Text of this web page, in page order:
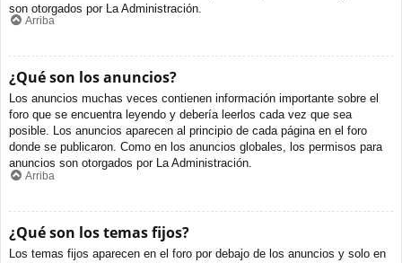
son otorgados por La Administración.
Arriba
¿Qué son los anuncios?
Los anuncios muchas veces contienen información importante sobre el
foro que se encuentra leyendo y debería leerlos cada vez que sea
posible. Los anuncios aparecen al principio de cada página en el foro
donde se publicaron. Como en los anuncios globales, los permisos para
anuncios son otorgados por La Administración.
Arriba
¿Qué son los temas fijos?
Los temas fijos aparecen en el foro por debajo de los anuncios y solo en